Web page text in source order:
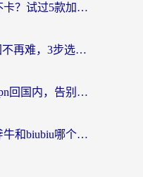
在国外怎么收看亚洲杯不卡？试过5款加速器后，我选了这一个（附避坑指南）
海外党必看：APP翻回国不再难，3步选对加速器实现无缝访问国内资源
海外党必看：如何选对vpn回国内，告别地区限制畅玩国内资源？
海外党选回国加速器：斧牛和biubiu哪个好？附3款热门工具对比+避坑指南